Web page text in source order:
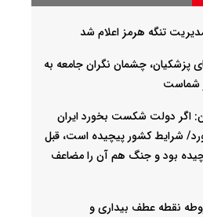
تنگه هرمز اعلام شد
پزشکیان، چشمان نگران جامعه به
شماست
اگر دولت شکست بخورد ایران
شرایط کشور پیچیده است، قبل
بود و جنگ هم آن را مضاعف‌
نقطه عطف بیداری و